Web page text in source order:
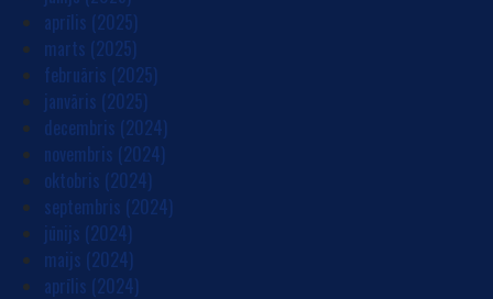
aprīlis (2025)
marts (2025)
februāris (2025)
janvāris (2025)
decembris (2024)
novembris (2024)
oktobris (2024)
septembris (2024)
jūnijs (2024)
maijs (2024)
aprīlis (2024)